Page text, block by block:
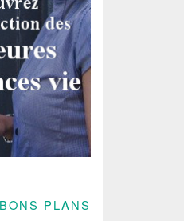
BONS PLANS